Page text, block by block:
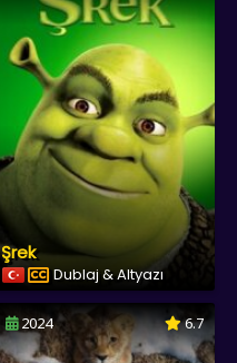
Şrek
Dublaj & Altyazı
2024 6.7